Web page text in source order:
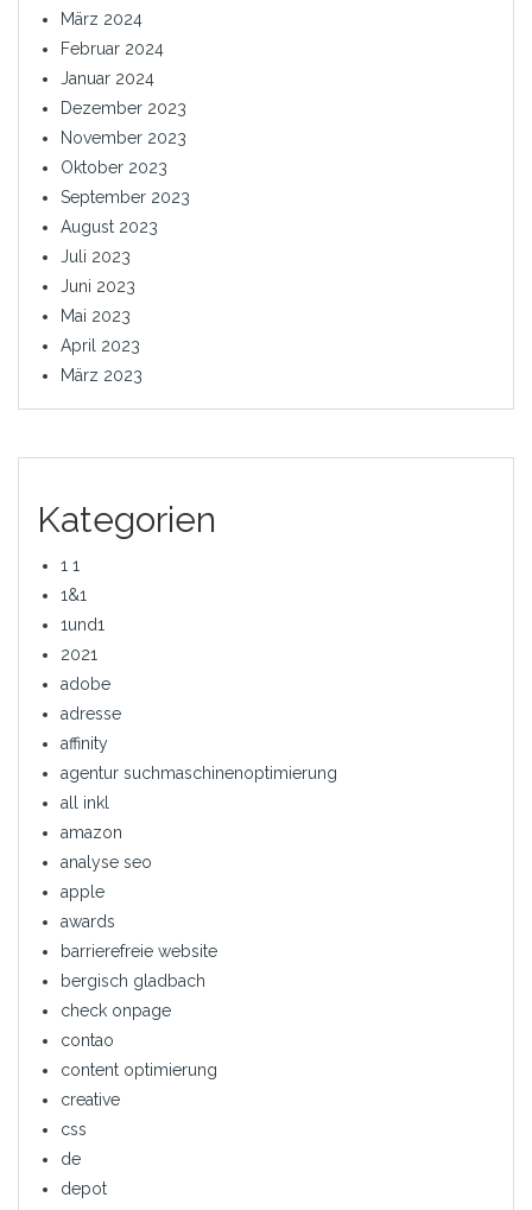
März 2024
Februar 2024
Januar 2024
Dezember 2023
November 2023
Oktober 2023
September 2023
August 2023
Juli 2023
Juni 2023
Mai 2023
April 2023
März 2023
Kategorien
1 1
1&1
1und1
2021
adobe
adresse
affinity
agentur suchmaschinenoptimierung
all inkl
amazon
analyse seo
apple
awards
barrierefreie website
bergisch gladbach
check onpage
contao
content optimierung
creative
css
de
depot